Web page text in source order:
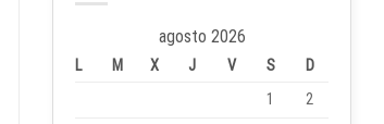
agosto 2026
L M X J V S
D
1
2